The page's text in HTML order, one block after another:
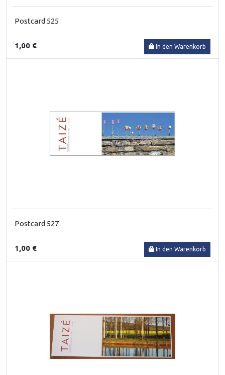
Postcard 525
1,00 € In den Warenkorb
Postcard 527
1,00 € In den Warenkorb